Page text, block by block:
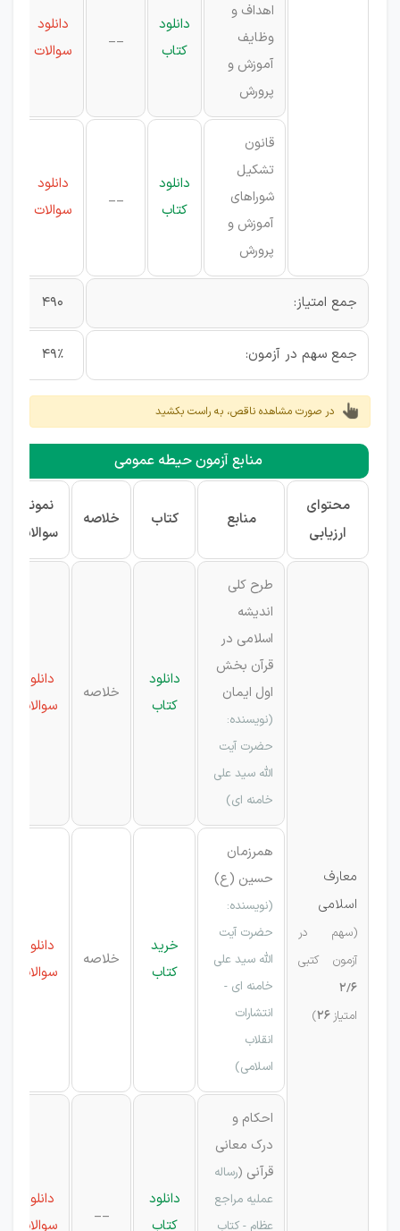
اهداف و
وظایف
آموزش و
پرورش
دانلود
کتاب
__
دانلود
سوالات
قانون
تشکیل
شوراهای
آموزش و
پرورش
دانلود
کتاب
__
دانلود
سوالات
جمع امتیاز: 490
جمع سهم در آزمون: 49%
در صورت مشاهده ناقص، به راست بکشید
منابع آزمون حیطه عمومی
محتوای
ارزیابی
منابع کتاب خلاصه
نمونه
سوالات
معارف
اسلامی
(سهم در
آزمون کتبی
2/6
امتیاز
)
طرح کلی
اندیشه
اسلامی در
قرآن بخش
اول ایمان
(نویسنده:
حضرت آیت
الله سید علی
خامنه ای)
دانلود
کتاب
خلاصه
دانلود
سوالات
همرزمان
حسین (ع)
(نویسنده:
حضرت آیت
الله سید علی
خامنه ای -
انتشارات
انقلاب
اسلامی)
خرید
کتاب
خلاصه
دانلود
سوالات
احکام و
درک معانی
قرآنی (رساله
عملیه مراجع
عظام - کتاب
دانلود
کتاب
__
دانلود
سوالات